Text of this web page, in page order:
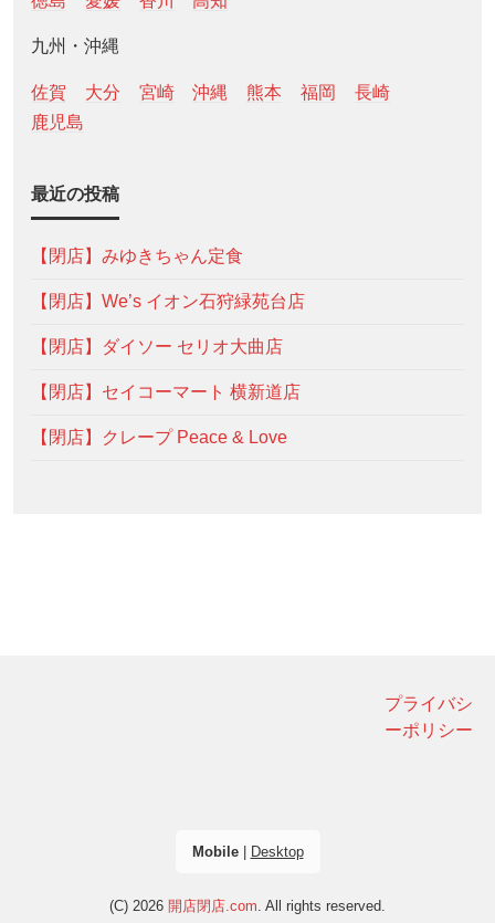
九州・沖縄
佐賀 大分 宮崎 沖縄 熊本 福岡
長崎
鹿児島
最近の投稿
【閉店】みゆきちゃん定食
【閉店】We’s イオン石狩緑苑台店
【閉店】ダイソー セリオ大曲店
【閉店】セイコーマート 横新道店
【閉店】クレープ Peace & Love
プライバシ
ーポリシー
Mobile| Desktop
(C) 2026 開店閉店.com . All rights reserved.